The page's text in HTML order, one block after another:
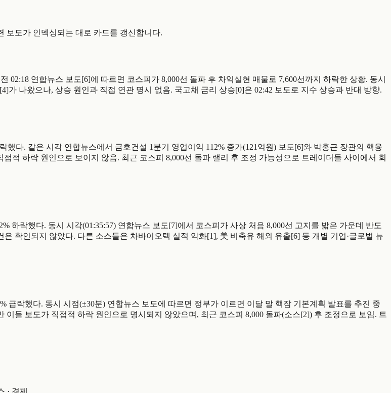
보도가 인덱싱되는 대로 카드를 갱신합니다.
02:18 연합뉴스 보도[6]에 따르면 코스피가 8,000선 돌파 후 차익실현 매물로 7,600선까지 하락한 상황. 동시
가 나왔으나, 상승 원인과 직접 연관 명시 없음. 국고채 금리 상승[0]은 02:42 보도로 지수 상승과 반대 방향.
했다. 같은 시각 연합뉴스에서 금호건설 1분기 영업이익 112% 증가(121억원) 보도[6]와 박홍근 장관의 핵융
적 하락 원인으로 보이지 않음. 최근 코스피 8,000선 돌파 랠리 후 조정 가능성으로 트레이더들 사이에서 회
하락했다. 동시 시각(01:35:57) 연합뉴스 보도[7]에서 코스피가 사상 처음 8,000선 고지를 밟은 가운데 반도
확인되지 않았다. 다른 소스들은 차바이오텍 실적 악화[1], 美 비축유 해외 유출[6] 등 개별 기업·글로벌 뉴
급락했다. 동시 시점(±30분) 연합뉴스 보도에 따르면 정부가 이르면 이달 말 핵잠 기본계획 발표를 추진 중
들 보도가 직접적 하락 원인으로 명시되지 않았으며, 최근 코스피 8,000 돌파(소스[2]) 후 조정으로 보임. 트
· 경제